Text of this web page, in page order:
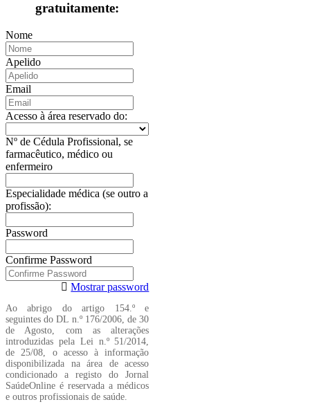
gratuitamente:
Nome
Apelido
Email
Acesso à área reservado do:
Nº de Cédula Profissional, se
farmacêutico, médico ou
enfermeiro
Especialidade médica (se outro a
profissão):
Password
Confirme Password
Mostrar password
Ao abrigo do artigo 154.º e
seguintes do DL n.º 176/2006, de 30
de Agosto, com as alterações
introduzidas pela Lei n.º 51/2014,
de 25/08, o acesso à informação
disponibilizada na área de acesso
condicionado a registo do Jornal
SaúdeOnline é reservada a médicos
e outros profissionais de saúde.